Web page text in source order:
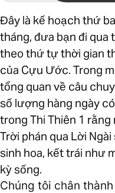
Đây là kế hoạch thứ
tháng, đưa bạn đi qua
theo thứ tự thời gian
của Cựu Ước. Trong
tổng quan về câu
số lượng hàng ngày
trong Thi Thiên 1
Trời phán qua Lời
sinh hoa, kết trái như
kỳ sống.
Chúng tôi chân